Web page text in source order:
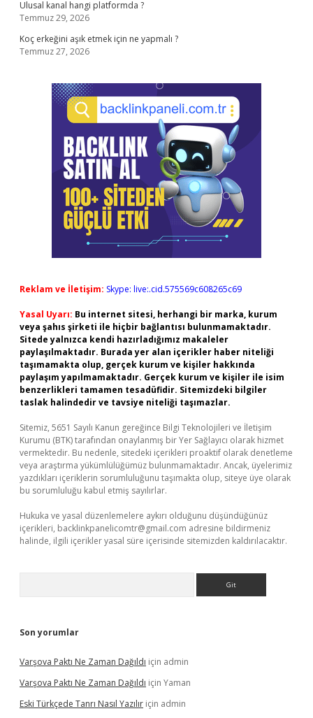
Ulusal kanal hangi platformda ?
Temmuz 29, 2026
Koç erkeğini aşık etmek için ne yapmalı ?
Temmuz 27, 2026
Reklam ve İletişim: Skype: live:.cid.575569c608265c69
Yasal Uyarı: Bu internet sitesi, herhangi bir marka, kurum
veya şahıs şirketi ile hiçbir bağlantısı bulunmamaktadır.
Sitede yalnızca kendi hazırladığımız makaleler
paylaşılmaktadır. Burada yer alan içerikler haber niteliği
taşımamakta olup, gerçek kurum ve kişiler hakkında
paylaşım yapılmamaktadır. Gerçek kurum ve kişiler ile isim
benzerlikleri tamamen tesadüfidir. Sitemizdeki bilgiler
taslak halindedir ve tavsiye niteliği taşımazlar.
Sitemiz, 5651 Sayılı Kanun gereğince Bilgi Teknolojileri ve İletişim
Kurumu (BTK) tarafından onaylanmış bir Yer Sağlayıcı olarak hizmet
vermektedir. Bu nedenle, sitedeki içerikleri proaktif olarak denetleme
veya araştırma yükümlülüğümüz bulunmamaktadır. Ancak, üyelerimiz
yazdıkları içeriklerin sorumluluğunu taşımakta olup, siteye üye olarak
bu sorumluluğu kabul etmiş sayılırlar.
Hukuka ve yasal düzenlemelere aykırı olduğunu düşündüğünüz
içerikleri, backlinkpanelicomtr@gmail.com adresine bildirmeniz
halinde, ilgili içerikler yasal süre içerisinde sitemizden kaldırılacaktır.
Son yorumlar
Varşova Paktı Ne Zaman Dağıldı için admin
Varşova Paktı Ne Zaman Dağıldı için Yaman
Eski Türkçede Tanrı Nasıl Yazılır için admin